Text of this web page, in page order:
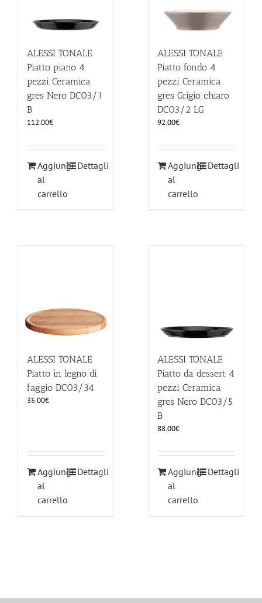
ALESSI TONALE
Piatto piano 4
pezzi Ceramica
gres Nero DC03/1
B
112.00€
Aggiungi
al
carrello
Dettagli
ALESSI TONALE
Piatto fondo 4
pezzi Ceramica
gres Grigio chiaro
DC03/2 LG
92.00€
Aggiungi
al
carrello
Dettagli
ALESSI TONALE
Piatto in legno di
faggio DC03/34
35.00€
Aggiungi
al
carrello
Dettagli
ALESSI TONALE
Piatto da dessert 4
pezzi Ceramica
gres Nero DC03/5
B
88.00€
Aggiungi
al
carrello
Dettagli